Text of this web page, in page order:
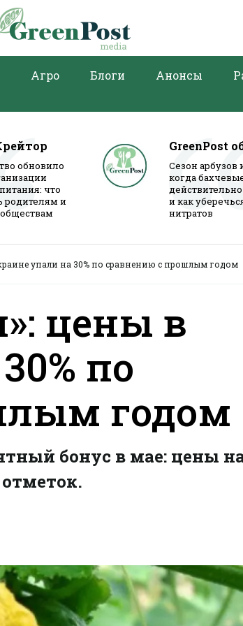
Агро Блоги Анонсы
обновило
что
родителям и
GreenPost
Сезон арбузов
когда
и как
нитратов
упали на 30% по сравнению с прошлым годом
цены в
по
годом
бонус в мае: цены